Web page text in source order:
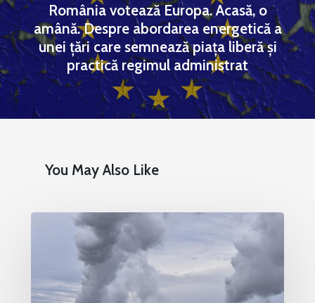
România votează Europa. Acasă, o
amână. Despre abordarea energetică a
unei țări care semnează piața liberă și
practică regimul administrat
You May Also Like